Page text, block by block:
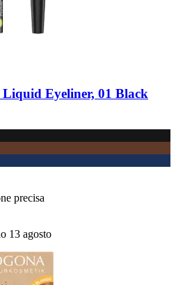
Liquid Eyeliner, 01 Black
precisa
13 agosto